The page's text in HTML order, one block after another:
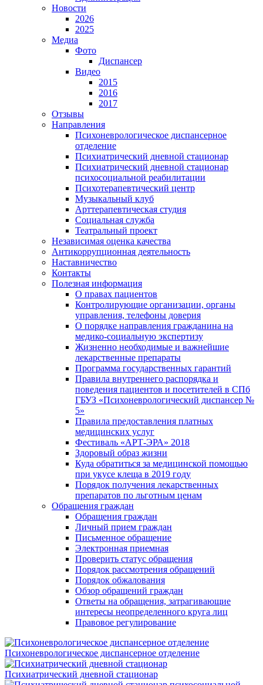
Новости
2026
2025
Медиа
Фото
Диспансер
Видео
2015
2016
2017
Отзывы
Направления
Психоневрологическое диспансерное
отделение
Психиатрический дневной стационар
Психиатрический дневной стационар
психосоциальной реабилитации
Психотерапевтический центр
Музыкальный клуб
Арттерапевтическая студия
Социальная служба
Театральный проект
Независимая оценка качества
Антикоррупционная деятельность
Наставничество
Контакты
Полезная информация
О правах пациентов
Контролирующие организации, органы
управления, телефоны доверия
О порядке направления гражданина на
медико-социальную экспертизу
Жизненно необходимые и важнейшие
лекарственные препараты
Программа государственных гарантий
Правила внутреннего распорядка и
поведения пациентов и посетителей в СПб
ГБУЗ «Психоневрологический диспансер №
5»
Правила предоставления платных
медицинских услуг
Фестиваль «АРТ-ЭРА» 2018
Здоровый образ жизни
Куда обратиться за медицинской помощью
при укусе клеща в 2019 году
Порядок получения лекарственных
препаратов по льготным ценам
Обращения граждан
Обращения граждан
Личный прием граждан
Письменное обращение
Электронная приемная
Проверить статус обращения
Порядок рассмотрения обращений
Порядок обжалования
Обзор обращений граждан
Ответы на обращения, затрагивающие
интересы неопределенного круга лиц
Правовое регулирование
Психоневрологическое диспансерное отделение
Психиатрический дневной стационар